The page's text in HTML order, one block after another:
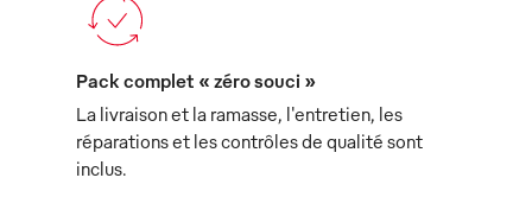
Pack complet « zéro souci »
La livraison et la ramasse, l'entretien, les
réparations et les contrôles de qualité sont
inclus.